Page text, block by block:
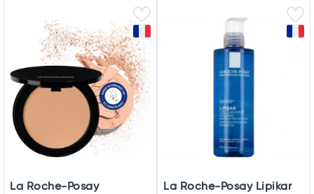
La Roche-Posay
La Roche-Posay Lipikar